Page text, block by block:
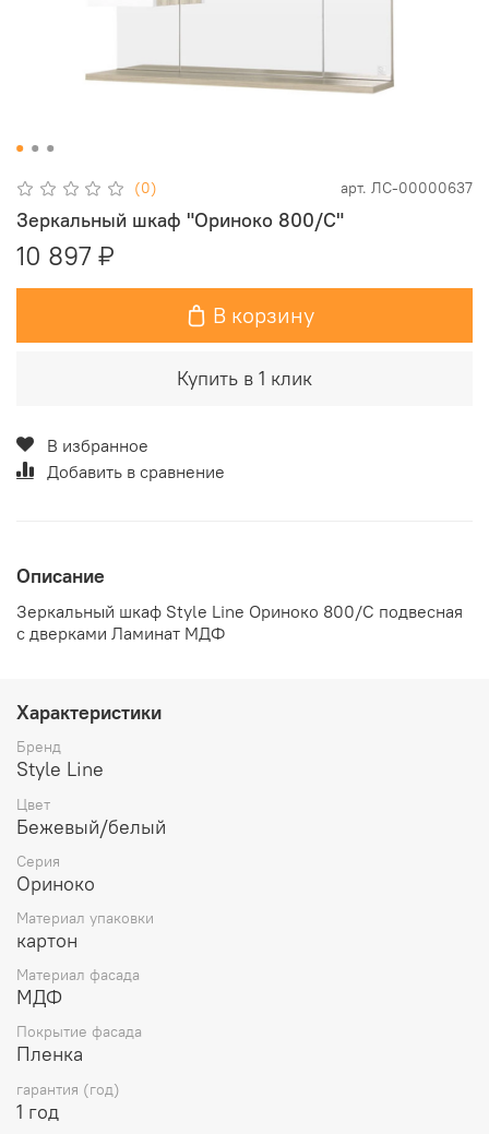
(0) арт. ЛС-00000637
Зеркальный шкаф "Ориноко 800/С"
10 897 ₽
В корзину
Купить в 1 клик
В избранное
Добавить в сравнение
Описание
Зеркальный шкаф Style Line Ориноко 800/С подвесная
с дверками Ламинат МДФ
Характеристики
Бренд
Style Line
Цвет
Бежевый/белый
Серия
Ориноко
Материал упаковки
картон
Материал фасада
МДФ
Покрытие фасада
Пленка
гарантия (год)
1 год